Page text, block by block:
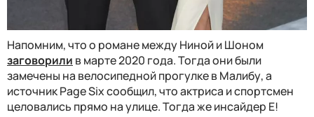
Напомним, что о романе между Ниной и Шоном
заговорили в марте 2020 года. Тогда они были
замечены на велосипедной прогулке в Малибу, а
источник Page Six сообщил, что актриса и спортсмен
целовались прямо на улице. Тогда же инсайдер E!